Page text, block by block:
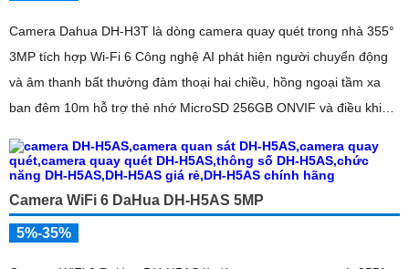
Camera Dahua DH-H3T là dòng camera quay quét trong nhà 355°
3MP tích hợp Wi-Fi 6 Công nghệ AI phát hiện người chuyển động
và âm thanh bất thường đàm thoại hai chiều, hồng ngoại tầm xa
ban đêm 10m hỗ trợ thẻ nhớ MicroSD 256GB ONVIF và điều khiển
Camera WiFi 6 DaHua DH-H5AS 5MP
5%-35%